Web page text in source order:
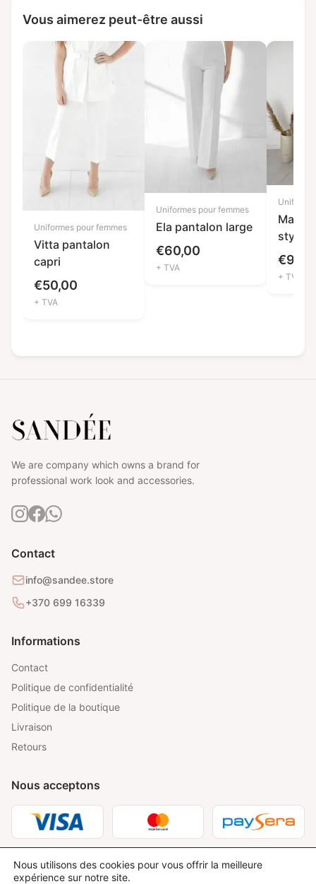
Vous aimerez peut-être aussi
Uniformes pour femmes
Vitta pantalon
capri
€50,00
+ TVA
Uniformes pour femmes
Ela pantalon large
€60,00
+ TVA
Marni
style
€
+ TVA
We are company which owns a brand for
professional work look and accessories.
Contact
info@sandee.store
+370 699 16339
Informations
Contact
Politique de confidentialité
Politique de la boutique
Livraison
Retours
Nous acceptons
Nous utilisons des cookies pour vous offrir la meilleure
expérience sur notre site.